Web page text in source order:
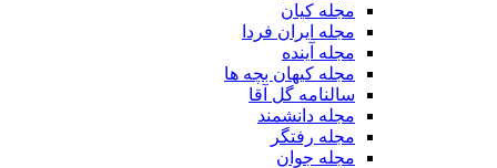
مجله کیان
مجله ایران فردا
مجله آینده
مجله کیهان بچه ها
سالنامه گل آقا
مجله دانشمند
مجله رفتگر
مجله جوان